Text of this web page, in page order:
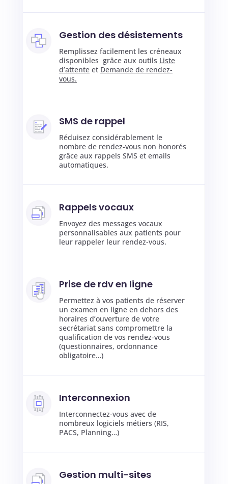
Gestion des désistements
Remplissez facilement les créneaux
disponibles grâce aux outils Liste
d’attenteet Demande de rendez-
vous.
SMS de rappel
Réduisez considérablement le
nombre de rendez-vous non honorés
grâce aux rappels SMS et emails
automatiques.
Rappels vocaux
Envoyez des messages vocaux
personnalisables aux patients pour
leur rappeler leur rendez-vous.
Prise de rdv en ligne
Permettez à vos patients de réserver
un examen en ligne en dehors des
horaires d’ouverture de votre
secrétariat sans compromettre la
qualification de vos rendez-vous
(questionnaires, ordonnance
obligatoire…)
Interconnexion
Interconnectez-vous avec de
nombreux logiciels métiers (RIS,
PACS, Planning…)
Gestion multi-sites